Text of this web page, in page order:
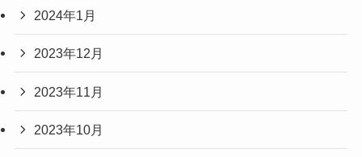
2024年1月
2023年12月
2023年11月
2023年10月